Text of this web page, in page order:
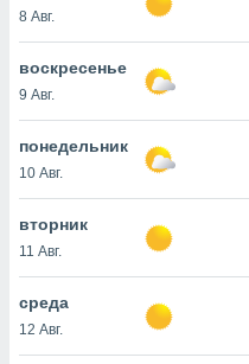
основе.
нашей
cookie
в
ВЫ
8 Авг.
воскресенье
9 Авг.
понедельник
10 Авг.
вторник
11 Авг.
среда
12 Авг.